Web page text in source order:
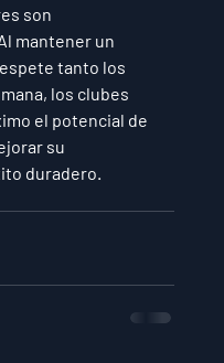
son
mantener un
tanto los
los clubes
el potencial de
su
duradero.